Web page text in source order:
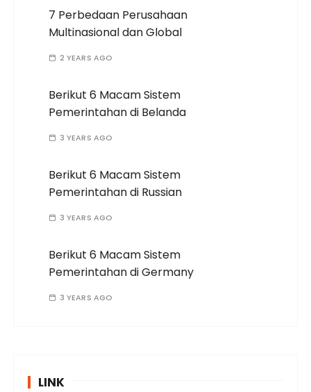
7 Perbedaan Perusahaan
Multinasional dan Global
2 YEARS AGO
Berikut 6 Macam Sistem
Pemerintahan di Belanda
3 YEARS AGO
Berikut 6 Macam Sistem
Pemerintahan di Russian
3 YEARS AGO
Berikut 6 Macam Sistem
Pemerintahan di Germany
3 YEARS AGO
LINK